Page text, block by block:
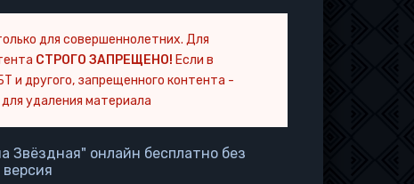
для совершеннолетних. Для
СТРОГО ЗАПРЕЩЕНО! Если в
и другого, запрещенного контента -
для удаления материала
Звёздная" онлайн бесплатно без